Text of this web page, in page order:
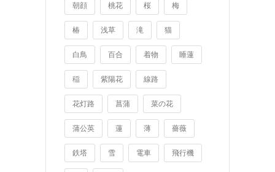
朝顔 桃花 桜 梅
椿 浅草 滝 猫
白鳥 百合 着物 睡蓮
稲 紫陽花 線路
花灯路 菖蒲 菜の花
蒲公英 蓮 薄 薔薇
鉄塔 雪 電車 飛行機